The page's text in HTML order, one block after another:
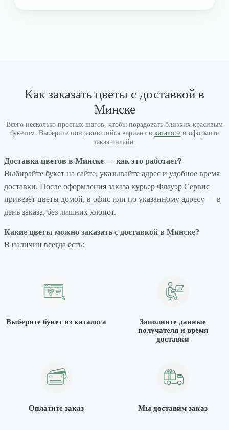
Как заказать цветы с доставкой в
Минске
Всего несколько простых шагов, чтобы порадовать близких красивым
букетом. Выберите понравившийся вариант в каталоге и оформите
заказ онлайн.
Доставка цветов в Минске — как это работает?
Выбирайте букет на сайте, указывайте адрес и удобное время
доставки. После оформления заказа курьер Флауэр Сервис
привезёт цветы домой, в офис или по указанному адресу — в
день заказа, без лишних хлопот.
Какие цветы можно заказать с доставкой в Минске?
В наличии всегда есть:
Выберите букет из каталога
Заполните данные
получателя и время
доставки
Оплатите заказ Мы доставим заказ